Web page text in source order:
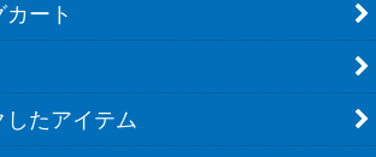
ート
たアイテム